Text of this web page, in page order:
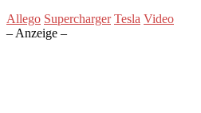
Allego Supercharger Tesla Video
– Anzeige –